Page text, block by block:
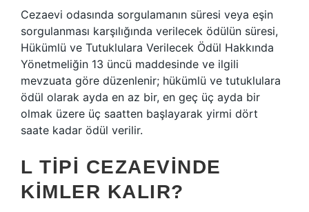
Cezaevi odasında sorgulamanın süresi veya eşin
sorgulanması karşılığında verilecek ödülün süresi,
Hükümlü ve Tutuklulara Verilecek Ödül Hakkında
Yönetmeliğin 13 üncü maddesinde ve ilgili
mevzuata göre düzenlenir; hükümlü ve tutuklulara
ödül olarak ayda en az bir, en geç üç ayda bir
olmak üzere üç saatten başlayarak yirmi dört
saate kadar ödül verilir.
L TIPI CEZAEVINDE
KIMLER KALIR?